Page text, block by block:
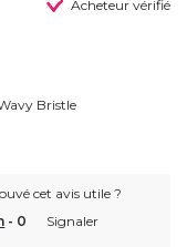
Acheteur vérifié
Bristle
cet avis utile ?
- 0 Signaler